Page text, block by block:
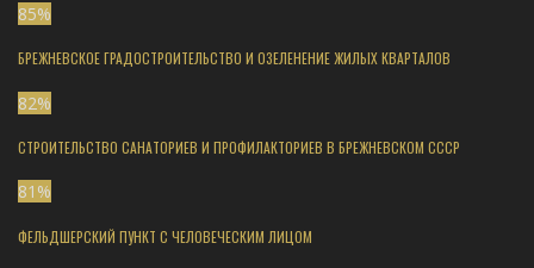
85%
БРЕЖНЕВСКОЕ ГРАДОСТРОИТЕЛЬСТВО И ОЗЕЛЕНЕНИЕ ЖИЛЫХ КВАРТАЛОВ
82%
СТРОИТЕЛЬСТВО САНАТОРИЕВ И ПРОФИЛАКТОРИЕВ В БРЕЖНЕВСКОМ СССР
81 %
ФЕЛЬДШЕРСКИЙ ПУНКТ С ЧЕЛОВЕЧЕСКИМ ЛИЦОМ